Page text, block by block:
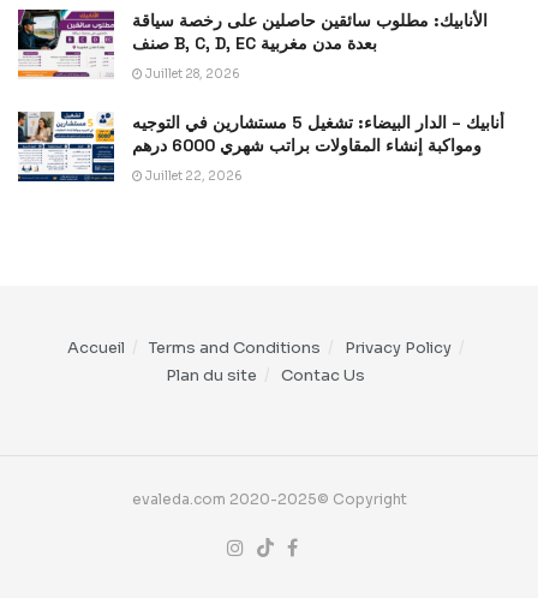
الأنابيك: مطلوب سائقين حاصلين على رخصة سياقة
صنف B, C, D, EC بعدة مدن مغربية
Juillet 28, 2026
أنابيك – الدار البيضاء: تشغيل 5 مستشارين في التوجيه
ومواكبة إنشاء المقاولات براتب شهري 6000 درهم
Juillet 22, 2026
Accueil Terms and Conditions
Privacy Policy
Plan du site
Contac Us
evaleda.com 2020-2025© Copyright